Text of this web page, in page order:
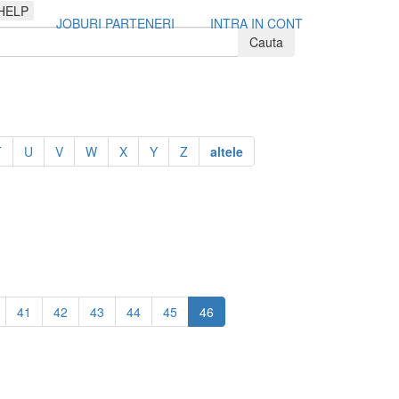
JOBURI PARTENERI INTRA IN CONT
U V W X Y Z altele
41 42 43 44 45 46